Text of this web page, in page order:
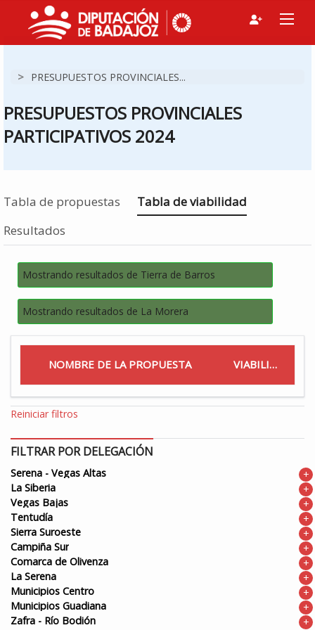
> PRESUPUESTOS PROVINCIALES...
PRESUPUESTOS PROVINCIALES
PARTICIPATIVOS 2024
Tabla de propuestas Estás en
Tabla de viabilidad
Resultados
Mostrando resultados de Tierra de Barros
Mostrando resultados de La Morera
NOMBRE DE LA PROPUESTA VIABILIDAD
Reiniciar filtros
FILTRAR POR DELEGACIÓN